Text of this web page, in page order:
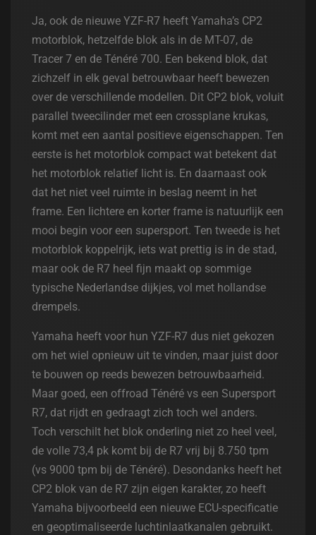
Ja, ook de nieuwe YZF-R7 heeft Yamaha’s CP2
motorblok, hetzelfde blok als in de MT-07, de
Tracer 7 en de Ténéré 700. Een bekend blok, dat
zichzelf in elk geval betrouwbaar heeft bewezen
over de verschillende modellen. Dit CP2 blok, voluit
parallel tweecilinder met een crossplane krukas,
komt met een aantal positieve eigenschappen. Ten
eerste is het motorblok compact wat betekent dat
het motorblok relatief licht is. En daarnaast ook
dat het niet veel ruimte in beslag neemt in het
frame. Een lichtere en korter frame is natuurlijk een
mooi begin voor een supersport. Ten tweede is het
motorblok koppelrijk, iets wat prettig is in de stad,
maar ook de R7 heel fijn maakt op sommige
typische Nederlandse dijkjes, vol met hollandse
drempels.
Yamaha heeft voor hun YZF-R7 dus niet gekozen
om het wiel opnieuw uit te vinden, maar juist door
te bouwen op reeds bewezen betrouwbaarheid.
Maar goed, een offroad Ténéré vs een Supersport
R7, dat rijdt en gedraagt zich toch wel anders.
Toch verschilt het blok onderling niet zo heel veel,
de volle 73,4 pk komt bij de R7 vrij bij 8.750 tpm
(vs 9000 tpm bij de Ténéré). Desondanks heeft het
CP2 blok van de R7 zijn eigen karakter, zo heeft
Yamaha bijvoorbeeld een nieuwe ECU-specificatie
en geoptimaliseerde luchtinlaatkanalen gebruikt.